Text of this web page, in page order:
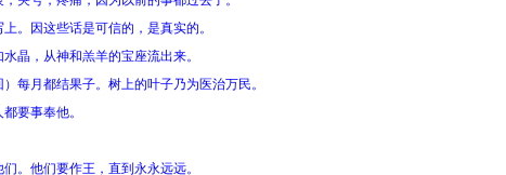
。因这些话是可信的，是真实的。
晶，从神和羔羊的宝座流出来。
每月都结果子。树上的叶子乃为医治万民。
要事奉他。
。他们要作王，直到永永远远。